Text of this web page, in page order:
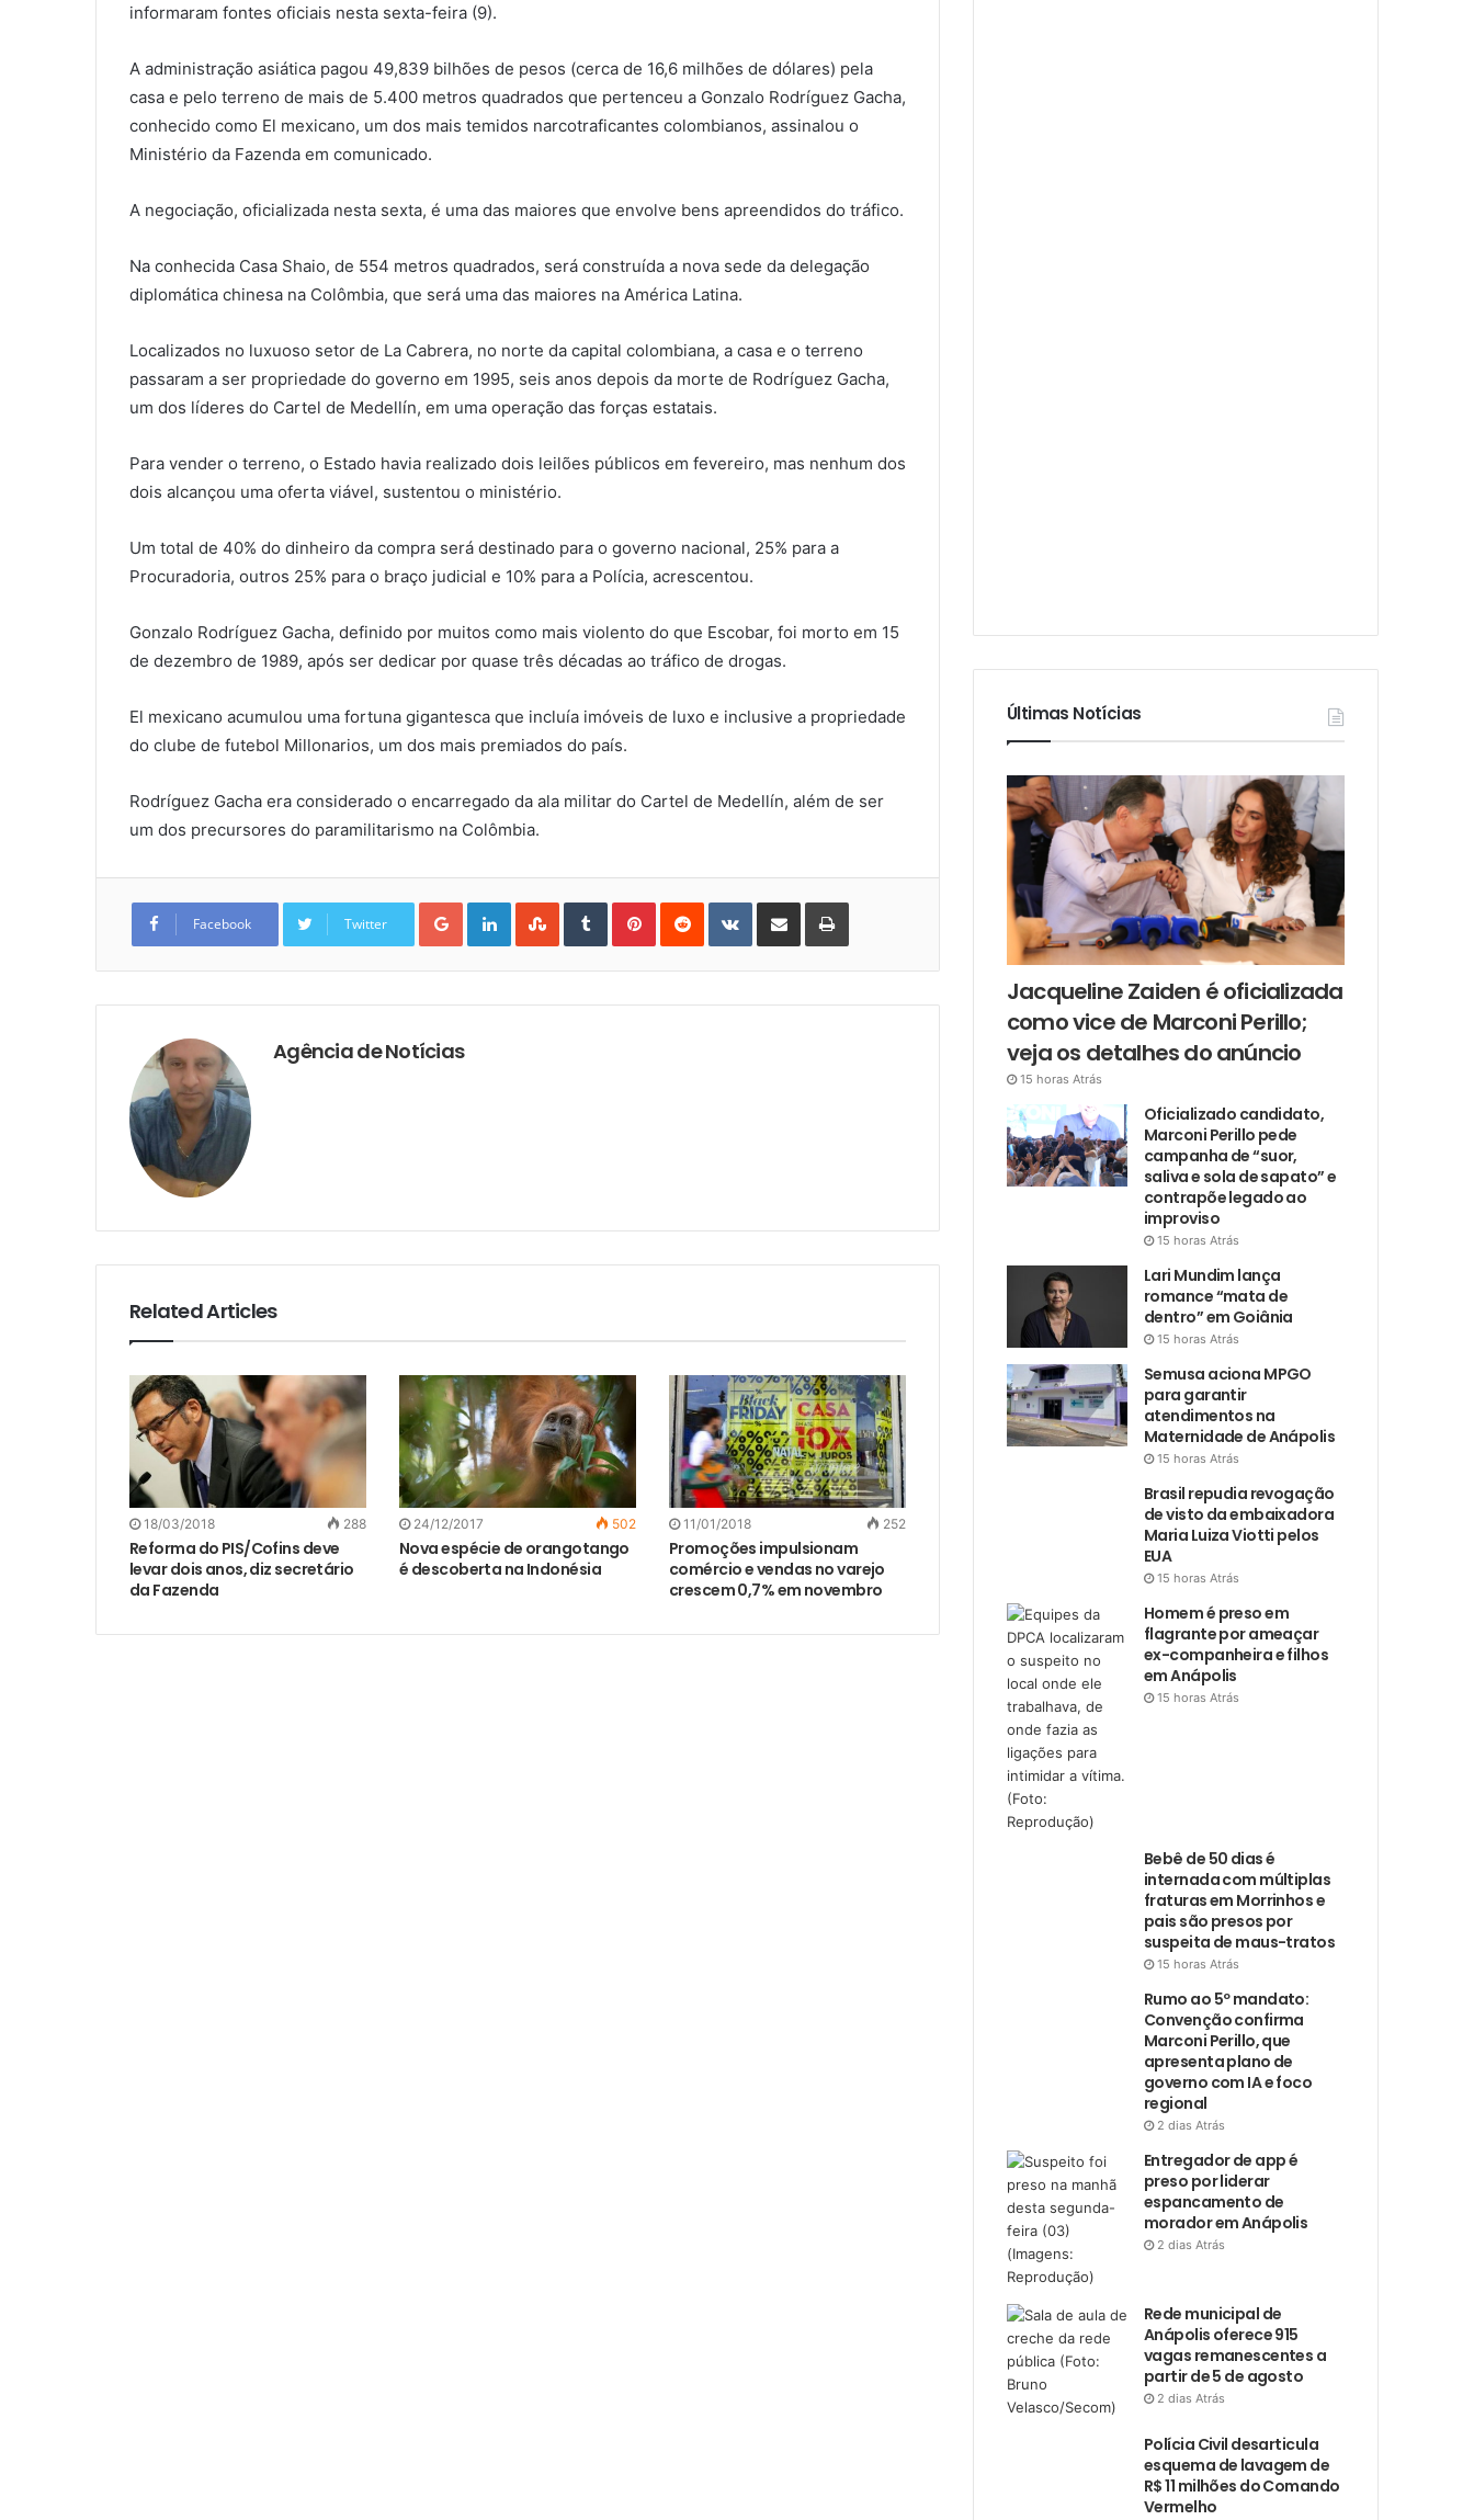
informaram fontes oficiais nesta sexta-feira (9).
A administração asiática pagou 49,839 bilhões de pesos (cerca de 16,6 milhões de dólares) pela
casa e pelo terreno de mais de 5.400 metros quadrados que pertenceu a Gonzalo Rodríguez Gacha,
conhecido como El mexicano, um dos mais temidos narcotraficantes colombianos, assinalou o
Ministério da Fazenda em comunicado.
A negociação, oficializada nesta sexta, é uma das maiores que envolve bens apreendidos do tráfico.
Na conhecida Casa Shaio, de 554 metros quadrados, será construída a nova sede da delegação
diplomática chinesa na Colômbia, que será uma das maiores na América Latina.
Localizados no luxuoso setor de La Cabrera, no norte da capital colombiana, a casa e o terreno
passaram a ser propriedade do governo em 1995, seis anos depois da morte de Rodríguez Gacha,
um dos líderes do Cartel de Medellín, em uma operação das forças estatais.
Para vender o terreno, o Estado havia realizado dois leilões públicos em fevereiro, mas nenhum dos
dois alcançou uma oferta viável, sustentou o ministério.
Um total de 40% do dinheiro da compra será destinado para o governo nacional, 25% para a
Procuradoria, outros 25% para o braço judicial e 10% para a Polícia, acrescentou.
Gonzalo Rodríguez Gacha, definido por muitos como mais violento do que Escobar, foi morto em 15
de dezembro de 1989, após ser dedicar por quase três décadas ao tráfico de drogas.
El mexicano acumulou uma fortuna gigantesca que incluía imóveis de luxo e inclusive a propriedade
do clube de futebol Millonarios, um dos mais premiados do país.
Rodríguez Gacha era considerado o encarregado da ala militar do Cartel de Medellín, além de ser
um dos precursores do paramilitarismo na Colômbia.
Facebook Twitter
Google+LinkedInStumbleUpon
TumblrPinterestReddit VKontakteShare
Email
Print
Agência de Notícias
Related Articles
18/03/2018 288
Reforma do PIS/Cofins deve
levar dois anos, diz secretário
da Fazenda
24/12/2017 502
Nova espécie de orangotango
é descoberta na Indonésia
11/01/2018 252
Promoções impulsionam
comércio e vendas no varejo
crescem 0,7% em novembro
Últimas Notícias
Jacqueline Zaiden é oficializada
como vice de Marconi Perillo;
veja os detalhes do anúncio
15 horas Atrás
Oficializado candidato,
Marconi Perillo pede
campanha de “suor,
saliva e sola de sapato” e
contrapõe legado ao
improviso
15 horas Atrás
Lari Mundim lança
romance “mata de
dentro” em Goiânia
15 horas Atrás
Semusa aciona MPGO
para garantir
atendimentos na
Maternidade de Anápolis
15 horas Atrás
Brasil repudia revogação
de visto da embaixadora
Maria Luiza Viotti pelos
EUA
15 horas Atrás
Homem é preso em
flagrante por ameaçar
ex-companheira e filhos
em Anápolis
15 horas Atrás
Bebê de 50 dias é
internada com múltiplas
fraturas em Morrinhos e
pais são presos por
suspeita de maus-tratos
15 horas Atrás
Rumo ao 5º mandato:
Convenção confirma
Marconi Perillo, que
apresenta plano de
governo com IA e foco
regional
2 dias Atrás
Entregador de app é
preso por liderar
espancamento de
morador em Anápolis
2 dias Atrás
Rede municipal de
Anápolis oferece 915
vagas remanescentes a
partir de 5 de agosto
2 dias Atrás
Polícia Civil desarticula
esquema de lavagem de
R$ 11 milhões do Comando
Vermelho